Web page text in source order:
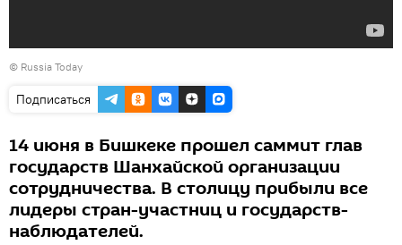
© Russia Today
Подписаться
14 июня в Бишкеке прошел саммит глав
государств Шанхайской организации
сотрудничества. В столицу прибыли все
лидеры стран-участниц и государств-
наблюдателей.